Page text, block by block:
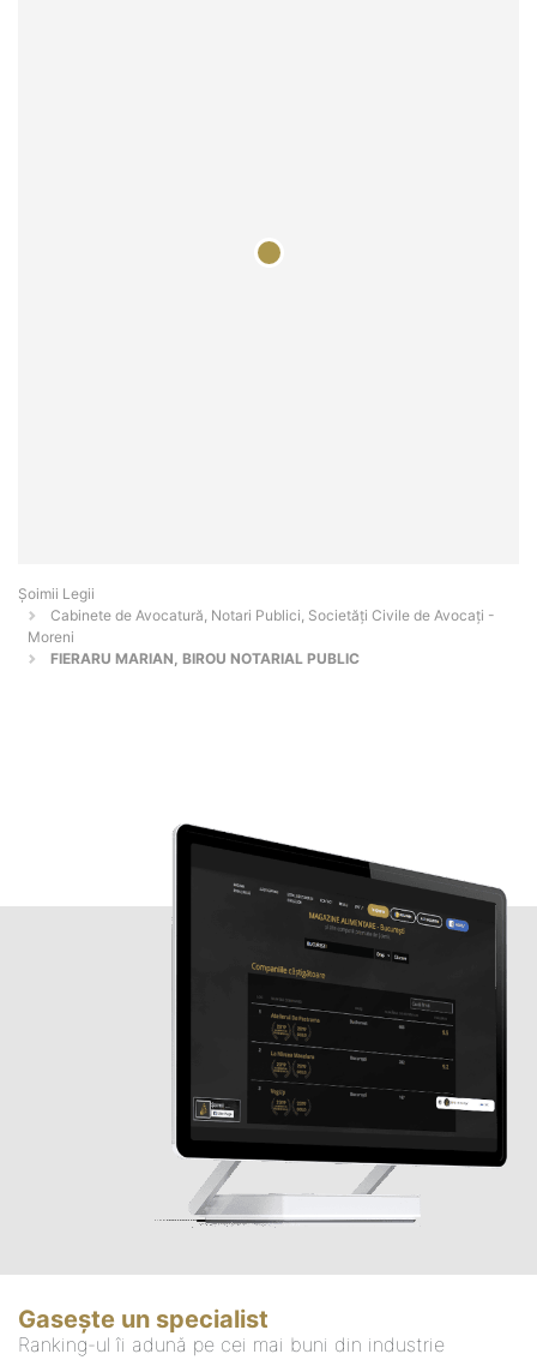
Șoimii Legii
Cabinete de Avocatură, Notari Publici, Societăți Civile de Avocați -
Moreni
FIERARU MARIAN, BIROU NOTARIAL PUBLIC
Gasește un specialist
Ranking-ul îi adună pe cei mai buni din industrie